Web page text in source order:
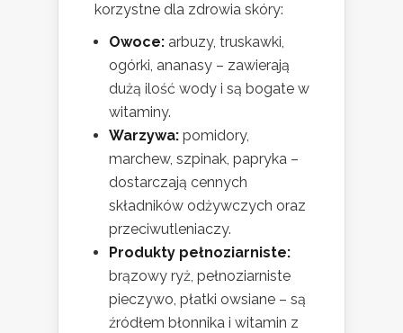
korzystne dla zdrowia skóry:
Owoce: arbuzy, truskawki,
ogórki, ananasy – zawierają
dużą ilość wody i są bogate w
witaminy.
Warzywa: pomidory,
marchew, szpinak, papryka –
dostarczają cennych
składników odżywczych oraz
przeciwutleniaczy.
Produkty pełnoziarniste:
brązowy ryż, pełnoziarniste
pieczywo, płatki owsiane – są
źródłem błonnika i witamin z